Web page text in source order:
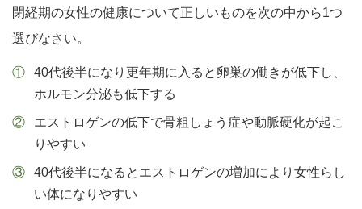
閉経期の女性の健康について正しいものを次の中から1つ
選びなさい。
40代後半になり更年期に入ると卵巣の働きが低下し、
ホルモン分泌も低下する
エストロゲンの低下で骨粗しょう症や動脈硬化が起こ
りやすい
40代後半になるとエストロゲンの増加により女性らし
い体になりやすい